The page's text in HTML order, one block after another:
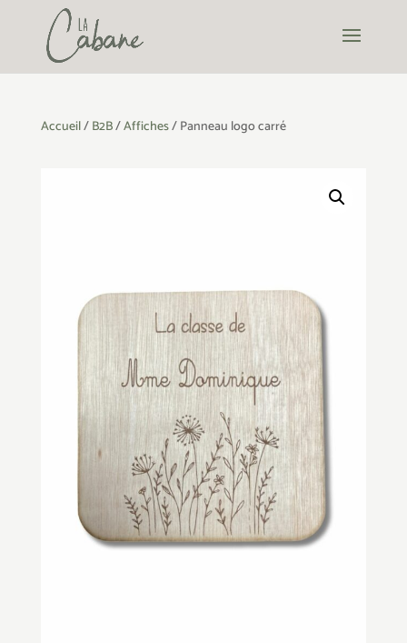
Accueil/B2B/Affiches/ Panneau logo carré